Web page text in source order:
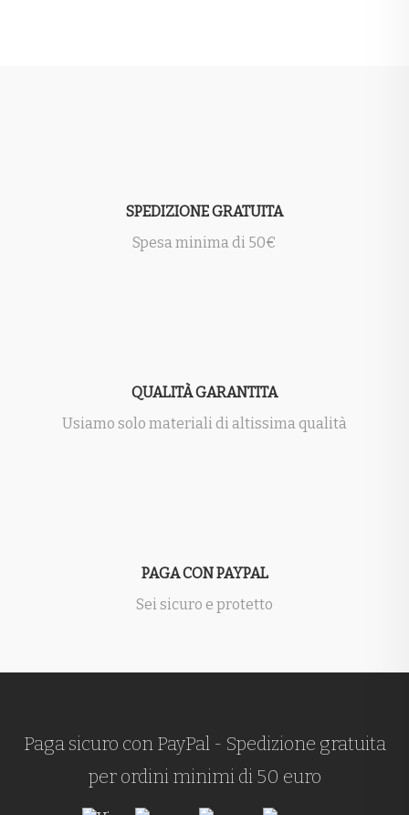
SPEDIZIONE GRATUITA
Spesa minima di 50€
QUALITÀ GARANTITA
Usiamo solo materiali di altissima qualità
PAGA CON PAYPAL
Sei sicuro e protetto
Paga sicuro con PayPal - Spedizione gratuita
per ordini minimi di 50 euro